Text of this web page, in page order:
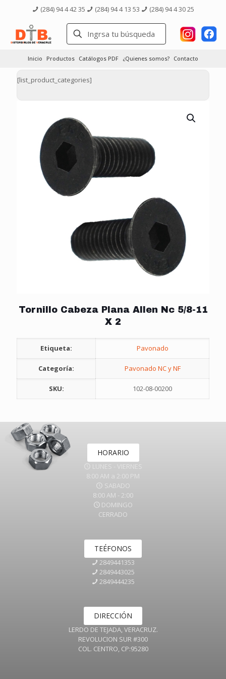
(284) 94 4 42 35 (284) 94 4 13 53 (284) 94 4 30 25
Inicio Productos Catálogos PDF ¿Quienes somos? Contacto
[list_product_categories]
Tornillo Cabeza Plana Allen Nc 5/8-11
X 2
Etiqueta: Pavonado
Categoría: Pavonado NC y NF
SKU: 102-08-00200
HORARIO
LUNES - VIERNES
8:00 AM a 2:00 PM
SABADO
8:00 AM - 2:00
DOMINGO
CERRADO
TEÉFONOS
2849441353
2849443025
2849444235
DIRECCIÓN
LERDO DE TEJADA, VERACRUZ.
REVOLUCION SUR #300
COL. CENTRO, CP:95280